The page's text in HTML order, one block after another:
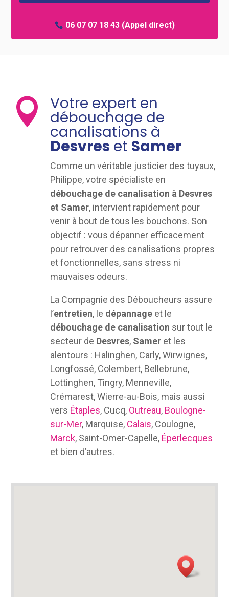
06 07 07 18 43(Appel direct)
 Votre expert en
débouchage de
canalisations à
Desvres et Samer
Comme un véritable justicier des tuyaux,
Philippe, votre spécialiste en
débouchage de canalisation à Desvres
et Samer, intervient rapidement pour
venir à bout de tous les bouchons. Son
objectif : vous dépanner efficacement
pour retrouver des canalisations propres
et fonctionnelles, sans stress ni
mauvaises odeurs.
La Compagnie des Déboucheurs assure
l’entretien, le dépannageet le
débouchage de canalisation sur tout le
secteur de Desvres, Sameret les
alentours : Halinghen, Carly, Wirwignes,
Longfossé, Colembert, Bellebrune,
Lottinghen, Tingry, Menneville,
Crémarest, Wierre-au-Bois, mais aussi
vers Étaples, Cucq, Outreau, Boulogne-
sur-Mer, Marquise, Calais, Coulogne,
Marck, Saint-Omer-Capelle, Éperlecques
et bien d’autres.